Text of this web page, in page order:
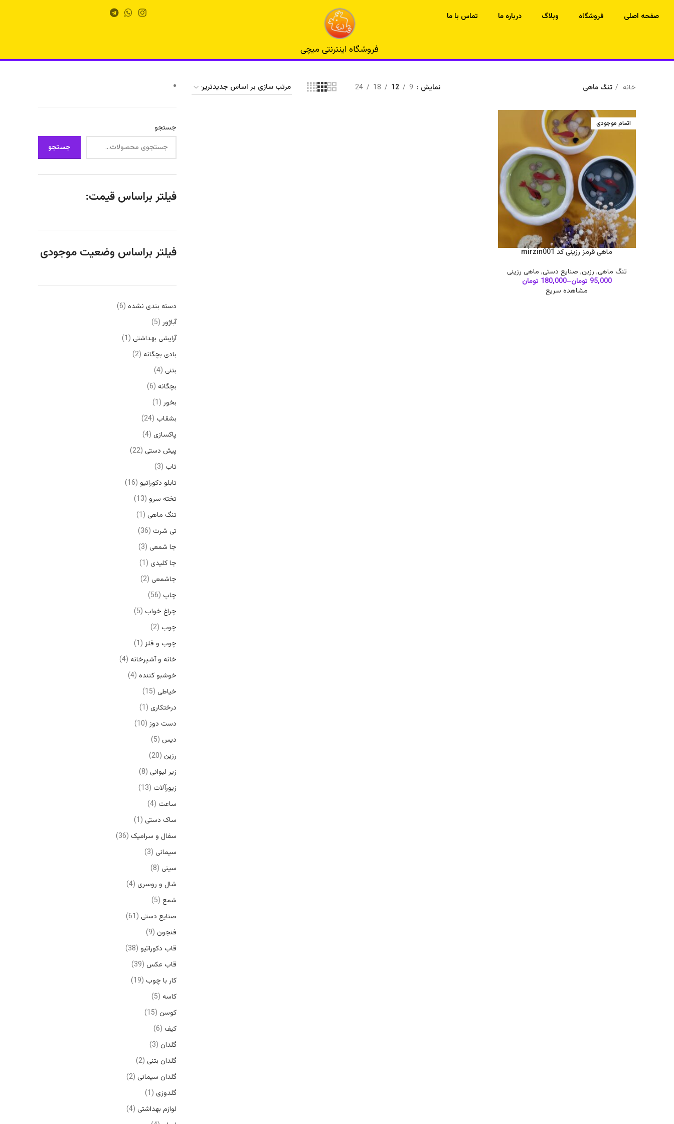
صفحه اصلی فروشگاه وبلاگ درباره ما تماس با ما
فروشگاه اینترنتی میچی
جستجو
جستجو
فیلتر براساس قیمت:
فیلتر براساس وضعیت موجودی
دسته بندی نشده 6
آباژور 5
آرایشی بهداشتی 1
بادی بچگانه 2
بتنی 4
بچگانه 6
بخور 1
بشقاب 24
پاکسازی 4
پیش دستی 22
تاب 3
تابلو دکوراتیو 16
تخته سرو 13
تنگ ماهی 1
تی شرت 36
جا شمعی 3
جا کلیدی 1
جاشمعی 2
چاپ 56
چراغ خواب 5
چوب 2
چوب و فلز 1
خانه و آشپرخانه 4
خوشبو کننده 4
خیاطی 15
درختکاری 1
دست دوز 10
دیس 5
رزین 20
زیر لیوانی 8
زیورآلات 13
ساعت 4
ساک دستی 1
سفال و سرامیک 36
سیمانی 3
سینی 8
شال و روسری 4
شمع 5
صنایع دستی 61
فنجون 9
قاب دکوراتیو 38
قاب عکس 39
کار با چوب 19
کاسه 5
کوسن 15
کیف 6
گلدان 3
گلدان بتنی 2
گلدان سیمانی 2
گلدوزی 1
لوازم بهداشتی 4
خانه تنگ ماهی نمایش 9
12
18
24
اتمام موجودی
ماهی قرمز رزینی کد mirzin001
تنگ ماهی, رزین, صنایع دستی, ماهی رزینی
95,000 تومان–
180,000 تومان
مشاهده سریع